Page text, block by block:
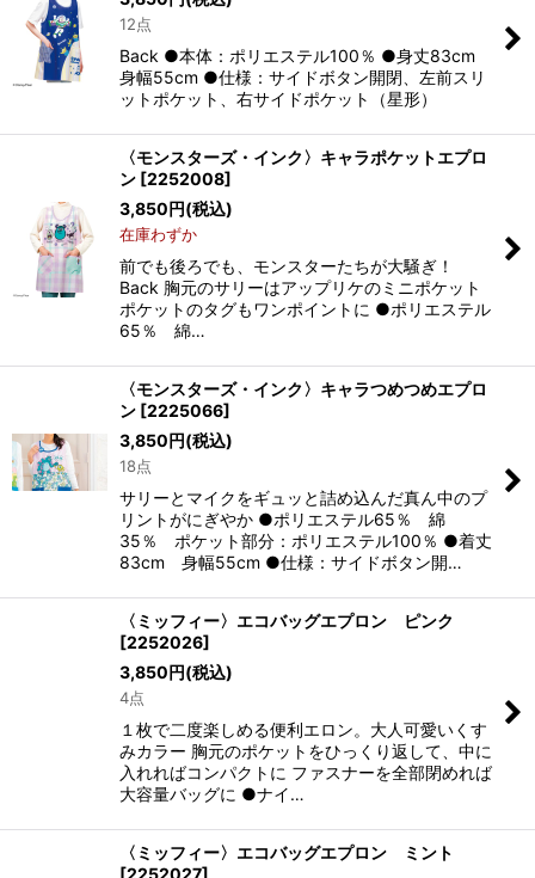
12点
Back ●本体：ポリエステル100％ ●身丈83cm
身幅55cm ●仕様：サイドボタン開閉、左前スリ
ットポケット、右サイドポケット（星形）
〈モンスターズ・インク〉キャラポケットエプロ
ン [2252008]
3,850円(税込)
在庫わずか
前でも後ろでも、モンスターたちが大騒ぎ！
Back 胸元のサリーはアップリケのミニポケット
ポケットのタグもワンポイントに ●ポリエステル
65％ 綿…
〈モンスターズ・インク〉キャラつめつめエプロ
ン [2225066]
3,850円(税込)
18点
サリーとマイクをギュッと詰め込んだ真ん中のプ
リントがにぎやか ●ポリエステル65％ 綿
35％ ポケット部分：ポリエステル100％ ●着丈
83cm 身幅55cm ●仕様：サイドボタン開…
〈ミッフィー〉エコバッグエプロン ピンク
[2252026]
3,850円(税込)
4点
１枚で二度楽しめる便利エロン。大人可愛いくす
みカラー 胸元のポケットをひっくり返して、中に
入れればコンパクトに ファスナーを全部閉めれば
大容量バッグに ●ナイ…
〈ミッフィー〉エコバッグエプロン ミント
[2252027]